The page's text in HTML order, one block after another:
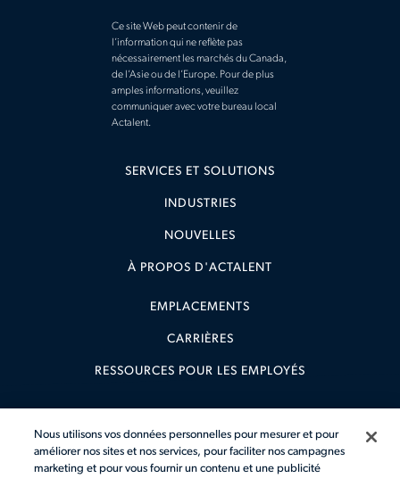
Ce site Web peut contenir de
l’information qui ne reflète pas
nécessairement les marchés du Canada,
de l’Asie ou de l’Europe. Pour de plus
amples informations, veuillez
communiquer avec votre bureau local
Actalent.
SERVICES ET SOLUTIONS
INDUSTRIES
NOUVELLES
À PROPOS D'ACTALENT
EMPLACEMENTS
CARRIÈRES
RESSOURCES POUR LES EMPLOYÉS
Avis sur les Témoins
Nous utilisons vos données personnelles pour mesurer et pour
améliorer nos sites et nos services, pour faciliter nos campagnes
marketing et pour vous fournir un contenu et une publicité